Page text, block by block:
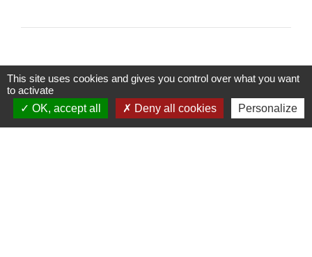
Contacts
This site uses cookies and gives you control over what you want
to activate
OK, accept all
Deny all cookies Personalize